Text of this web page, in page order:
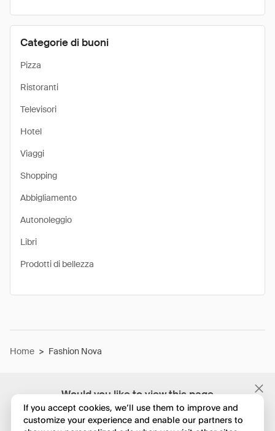
Would you like to view this page
in English?
Categorie di buoni
Pizza
Ristoranti
Televisori
Hotel
Viaggi
Shopping
Abbigliamento
Autonoleggio
Libri
Prodotti di bellezza
Home > Fashion Nova
If you accept cookies, we’ll use them to improve and
customize your experience and enable our partners to